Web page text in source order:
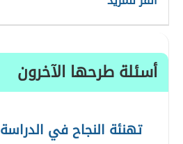
أسئلة طرحها الآخرون
تهنئة النجاح في الدراسة